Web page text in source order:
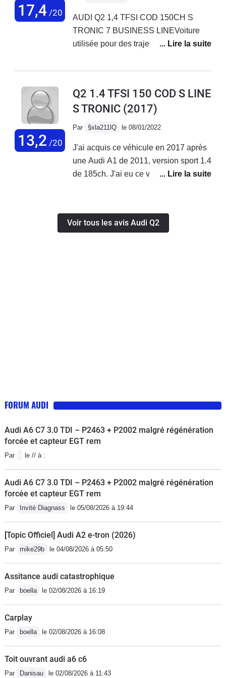
rien de grave.Une consommation dans la moyenne
entre 9 et10 litres, pas de quoi hurler.Bref je suis
content de mon achat et ai été très agréablement
surpris lors de sa prise en main.
17,4/20
AUDI Q2 1,4 TFSI COD 150CH S
TRONIC 7 BUSINESS LINEVoiture
utilisée pour des trajets quotidiens
sorties le weekend / vacances.
élégant, très adapté pour l'urbain qui
souhaite également pouvoir effectuer
répondant et les accélérations sont
puissantes. Confortable, pour un
couple avec 1 enfant c'est parfait,
pour les grandes vacances.
13,2 /20
Q2 1.4 TFSI 150 COD S LINE
S TRONIC (2017)
Par §xla211lQ le 08/01/2022
J'ai acquis ce véhicule en 2017 après
une Audi A1 de 2011, version sport 1.4
de 185ch. J'ai eu ce véhicule avec
l'affichage tête haute et le Drive
Control. En plus de 80'000 km, je n'ai
Audi la S-Tronic, de 7 rapports est
peu dur, mais c'est tout de même ce
fermes et pas des plus
couture qui s'est cassée. Le cuir de
cette assise n'a pas le même grain que
pour Audi c'est normal !Pour la qualité
des matériaux, c'est moins bien qu'une
A1 de 2011. La qualité des matériaux
comme celui autour du bouton du toit
ouvrant panoramique sont digne d'une
Lada. Finition portière sans qualité,
plastiques rayés. Par contre, pour le
Voir tous les avis Audi Q2
FORUM AUDI
Audi A6 C7 3.0 TDI – P2463 + P2002 malgré régénération
forcée et capteur EGT rem
Par le // à :
Audi A6 C7 3.0 TDI – P2463 + P2002 malgré régénération
forcée et capteur EGT rem
Par Invité Diagnass le 05/08/2026 à 19:44
[Topic Officiel] Audi A2 e-tron (2026)
Par mike29b le 04/08/2026 à 05:50
Assitance audi catastrophique
Par boella le 02/08/2026 à 16:19
Carplay
Par boella le 02/08/2026 à 16:08
Toit ouvrant audi a6 c6
Par Danisau le 02/08/2026 à 11:43